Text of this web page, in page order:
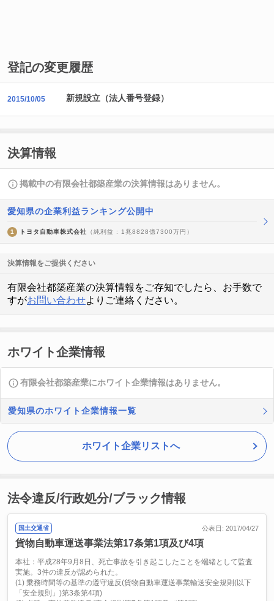
登記の変更履歴
2015/10/05 新規設立（法人番号登録）
決算情報
掲載中の有限会社都築産業の決算情報はありません。
愛知県の企業利益ランキング公開中
1 トヨタ自動車株式会社 （純利益 : 1兆8828億7300万円）
決算情報をご提供ください
有限会社都築産業の決算情報をご存知でしたら、お手数で
すがお問い合わせよりご連絡ください。
ホワイト企業情報
有限会社都築産業にホワイト企業情報はありません。
愛知県のホワイト企業情報一覧
ホワイト企業リストへ
法令違反/行政処分/ブラック情報
公表日: 2017/04/27
国土交通省
貨物自動車運送事業法第17条第1項及び4項
本社：平成28年9月8日、死亡事故を引き起こしたことを端緒として監査
実施。3件の違反が認められた。
(1) 乗務時間等の基準の遵守違反(貨物自動車運送事業輸送安全規則(以下
「安全規則」)第3条第4項)